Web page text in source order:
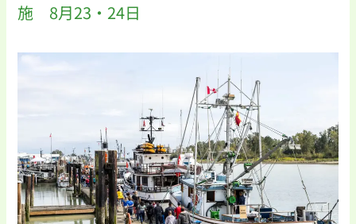
施 8月23・24日